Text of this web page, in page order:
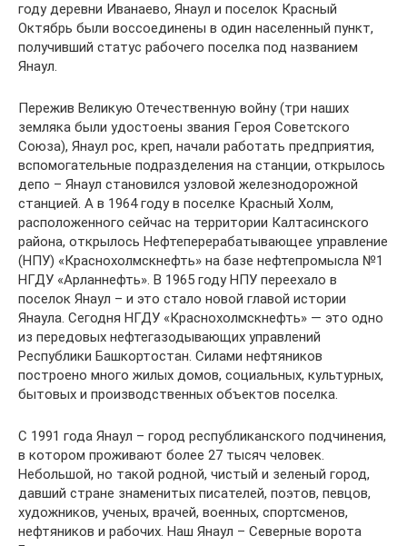
году деревни Иванаево, Янаул и поселок Красный
Октябрь были воссоединены в один населенный пункт,
получивший статус рабочего поселка под названием
Янаул.
Пережив Великую Отечественную войну (три наших
земляка были удостоены звания Героя Советского
Союза), Янаул рос, креп, начали работать предприятия,
вспомогательные подразделения на станции, открылось
депо – Янаул становился узловой железнодорожной
станцией. А в 1964 году в поселке Красный Холм,
расположенного сейчас на территории Калтасинского
района, открылось Нефтеперерабатывающее управление
(НПУ) «Краснохолмскнефть» на базе нефтепромысла №1
НГДУ «Арланнефть». В 1965 году НПУ переехало в
поселок Янаул – и это стало новой главой истории
Янаула. Сегодня НГДУ «Краснохолмскнефть» — это одно
из передовых нефтегазодывающих управлений
Республики Башкортостан. Силами нефтяников
построено много жилых домов, социальных, культурных,
бытовых и производственных объектов поселка.
С 1991 года Янаул – город республиканского подчинения,
в котором проживают более 27 тысяч человек.
Небольшой, но такой родной, чистый и зеленый город,
давший стране знаменитых писателей, поэтов, певцов,
художников, ученых, врачей, военных, спортсменов,
нефтяников и рабочих. Наш Янаул – Северные ворота